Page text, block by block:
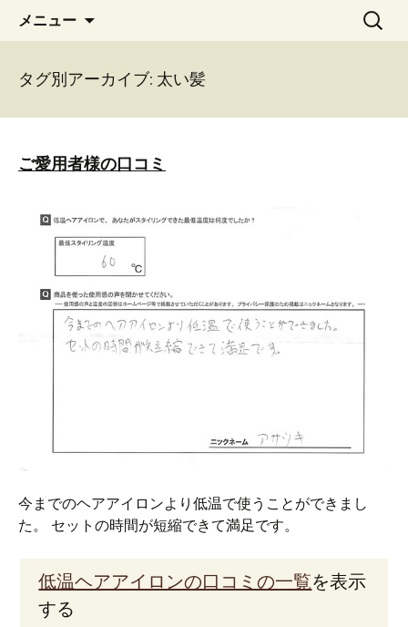
メニュー
ン
へ
動
検
索:
タグ別アーカイブ: 太い髪
ご愛用者様の口コミ
今までのヘアアイロンより低温で使うことができまし
た。 セットの時間が短縮できて満足です。
低温ヘアアイロンの口コミの一覧を表示
する